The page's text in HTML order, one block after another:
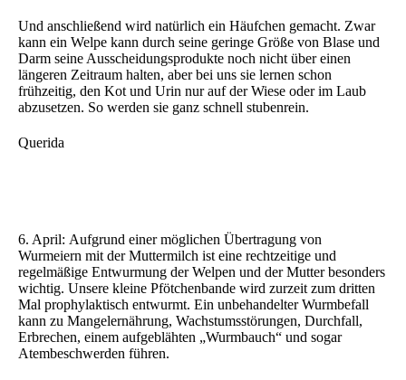
Und anschließend wird natürlich ein Häufchen gemacht. Zwar
kann ein Welpe kann durch seine geringe Größe von Blase und
Darm seine Ausscheidungsprodukte noch nicht über einen
längeren Zeitraum halten, aber bei uns sie lernen schon
frühzeitig, den Kot und Urin nur auf der Wiese oder im Laub
abzusetzen. So werden sie ganz schnell stubenrein.
Querida
6. April: Aufgrund einer möglichen Übertragung von
Wurmeiern mit der Muttermilch ist eine rechtzeitige und
regelmäßige Entwurmung der Welpen und der Mutter besonders
wichtig. Unsere kleine Pfötchenbande wird zurzeit zum dritten
Mal prophylaktisch entwurmt. Ein unbehandelter Wurmbefall
kann zu Mangelernährung, Wachstumsstörungen, Durchfall,
Erbrechen, einem aufgeblähten „Wurmbauch“ und sogar
Atembeschwerden führen.